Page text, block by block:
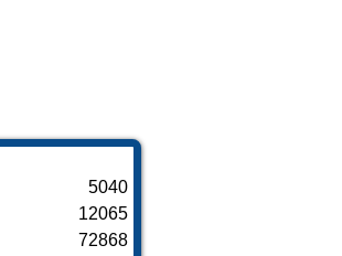
5040
12065
72868